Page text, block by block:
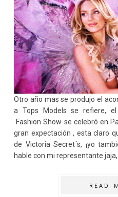
Otro año mas se produjo el
a Tops Models se refiere,
Fashion Show se celebró en
gran expectación , esta claro
de Victoria Secret´s, ¡yo
hable con mi representante
READ